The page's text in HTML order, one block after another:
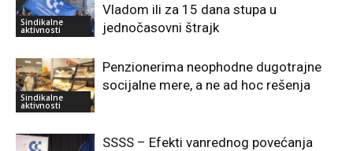
Sindikalne
aktivnosti
Vladom ili za 15 dana stupa u
jednočasovni štrajk
Sindikalne
aktivnosti
Penzionerima neophodne dugotrajne
socijalne mere, a ne ad hoc rešenja
SSSS – Efekti vanrednog povećanja